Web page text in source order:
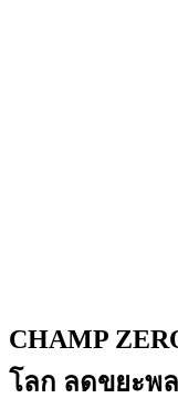
CHAMP
โลก ลดขยะพ